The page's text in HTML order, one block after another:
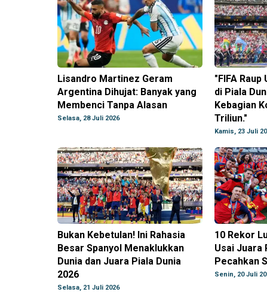
Lisandro Martinez Geram
Argentina Dihujat: Banyak yang
Membenci Tanpa Alasan
Selasa, 28 Juli 2026
"FIFA
di Piala
Kebagian
Triliun."
Kamis, 23 Juli
Bukan Kebetulan! Ini Rahasia
Besar Spanyol Menaklukkan
Dunia dan Juara Piala Dunia
2026
Selasa, 21 Juli 2026
10 Rekor
Usai Juara
Pecahkan
Senin, 20 Juli